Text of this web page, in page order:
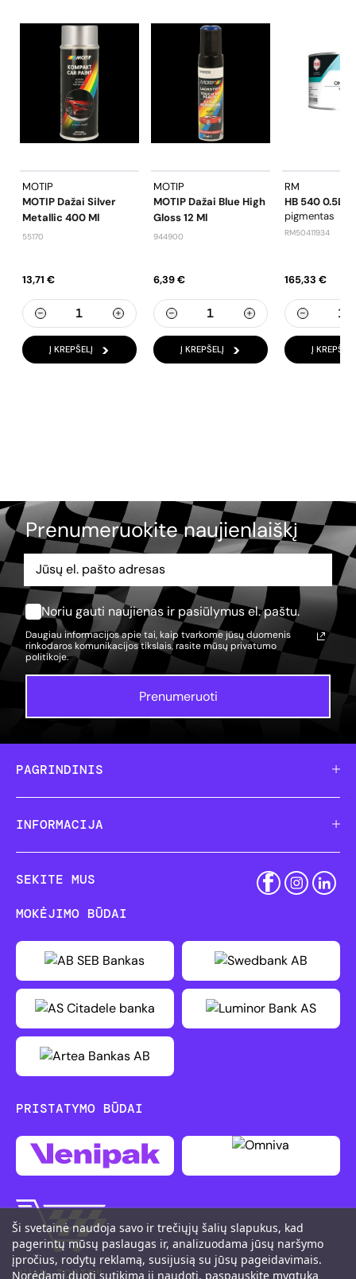
MOTIP
MOTIP Dažai Silver
Metallic 400 Ml
55170
13,71 €
Į KREPŠELĮ
MOTIP
MOTIP Dažai Blue High
Gloss 12 Ml
944900
6,39 €
Į KREPŠELĮ
RM
HB 540 0.5L
pigmentas
RM50411934
165,33 €
Į KREPŠELĮ
Prenumeruokite naujienlaiškį
Noriu gauti naujienas ir pasiūlymus el. paštu.
Daugiau informacijos apie tai, kaip tvarkome jūsų duomenis
rinkodaros komunikacijos tikslais, rasite mūsų privatumo
politikoje.
Prenumeruoti
PAGRINDINIS
INFORMACIJA
SEKITE MUS
Ši svetainė naudoja savo ir trečiųjų šalių slapukus, kad
pagerintų mūsų paslaugas ir, analizuodama jūsų naršymo
įpročius, rodytų reklamą, susijusią su jūsų pageidavimais.
Norėdami duoti sutikimą jį naudoti, paspauskite mygtuką
MOKĖJIMO BŪDAI
PRISTATYMO BŪDAI
"UAB TOBIS"